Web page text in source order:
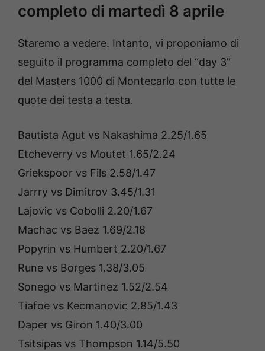
completo di martedì 8 aprile
Staremo a vedere. Intanto, vi proponiamo di
seguito il programma completo del “day 3”
del Masters 1000 di Montecarlo con tutte le
quote dei testa a testa.
Bautista Agut vs Nakashima 2.25/1.65
Etcheverry vs Moutet 1.65/2.24
Griekspoor vs Fils 2.58/1.47
Jarrry vs Dimitrov 3.45/1.31
Lajovic vs Cobolli 2.20/1.67
Machac vs Baez 1.69/2.18
Popyrin vs Humbert 2.20/1.67
Rune vs Borges 1.38/3.05
Sonego vs Martinez 1.52/2.54
Tiafoe vs Kecmanovic 2.85/1.43
Daper vs Giron 1.40/3.00
Tsitsipas vs Thompson 1.14/5.50